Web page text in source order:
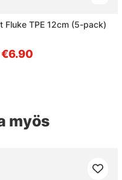
Fluke TPE 12cm (5-pack)
myös